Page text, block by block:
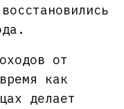
от
как
делает